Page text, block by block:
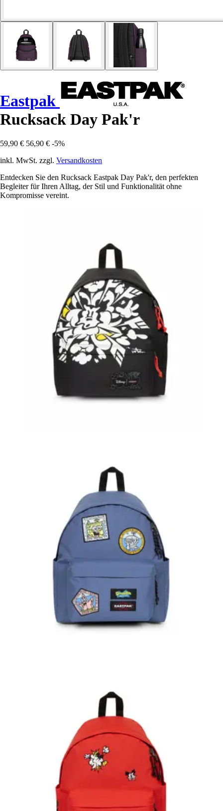
Eastpak
Rucksack Day Pak'r
59,90 € 56,90 € -5%
inkl. MwSt. zzgl. Versandkosten
Entdecken Sie den Rucksack Eastpak Day Pak'r, den perfekten
Begleiter für Ihren Alltag, der Stil und Funktionalität ohne
Kompromisse vereint.